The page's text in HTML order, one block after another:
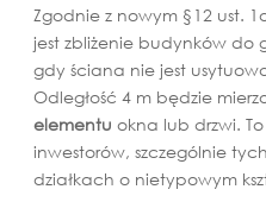
Zgodnie z nowym §12 ust.
jest zbliżenie budynków do
gdy ściana nie jest
Odległość 4 m będzie
elementu okna lub drzwi.
inwestorów, szczególnie
działkach o nietypowym